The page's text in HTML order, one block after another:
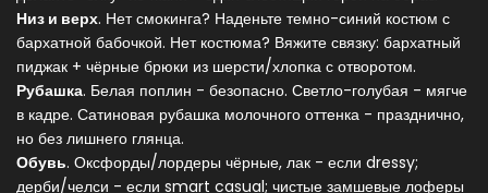
Низ и верх. Нет смокинга? Наденьте темно-синий костюм с
бархатной бабочкой. Нет костюма? Вяжите связку: бархатный
пиджак + чёрные брюки из шерсти/хлопка с отворотом.
Рубашка. Белая поплин - безопасно. Светло-голубая - мягче
в кадре. Сатиновая рубашка молочного оттенка - празднично,
но без лишнего глянца.
Обувь. Оксфорды/лордеры чёрные, лак - если dressy;
дерби/челси - если smart casual; чистые замшевые лоферы